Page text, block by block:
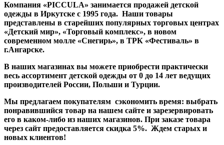
Компания «PICCULA» занимается продажей детской
одежды в Иркутске с 1995 года. Наши товары
представлены в старейших популярных торговых центрах
«Детский мир», «Торговый комплекс», в новом
современном молле «Снегирь», в ТРК «Фестиваль» в
г.Ангарске.
В наших магазинах вы можете приобрести практически
весь ассортимент детской одежды от 0 до 14 лет ведущих
производителей России, Польши и Турции.
Мы предлагаем покупателям сэкономить время: выбрать
понравившийся товар на нашем сайте и зарезервировать
его в каком-либо из наших магазинов. При заказе товара
через сайт предоставляется скидка 5%. Ждем старых и
новых клиентов!